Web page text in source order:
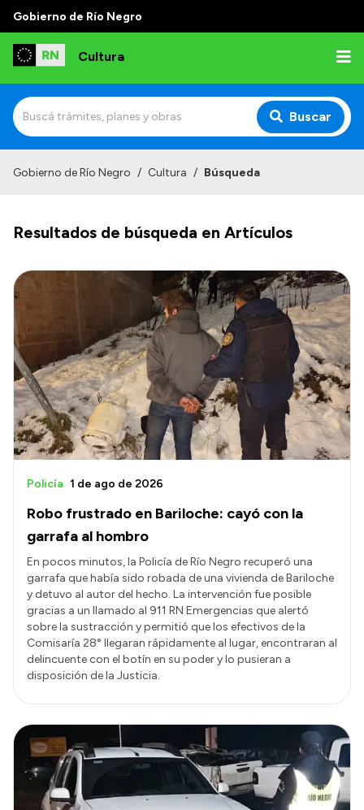
Gobierno de Río Negro
Cultura
Buscar
Funciones
Autoridades
Delegaciones
Normativa
Transparencia
Presupuesto
Boletín Oficial
Compras y licitaciones
Consulta de pago a proveedores
Convocatorias
Intranet
Login
Gobierno de Río Negro / Cultura / Búsqueda
Resultados de búsqueda en Artículos
Robo frustrado en Bariloche: cayó con la
garrafa al hombro
Policía 1 de ago de 2026
En pocos minutos, la Policía de Río Negro recuperó una
garrafa que había sido robada de una vivienda de Bariloche
y detuvo al autor del hecho. La intervención fue posible
gracias a un llamado al 911 RN Emergencias que alertó
sobre la sustracción y permitió que los efectivos de la
Comisaría 28° llegaran rápidamente al lugar, encontraran al
delincuente con el botín en su poder y lo pusieran a
disposición de la Justicia.